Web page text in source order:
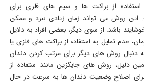
استفاده از براکت ها و سیم های فلزی برای
این روش می تواند زمان زیادی ببرد و ممکن
باشد. از سوی دیگر، بعضی افراد به دلایل
عدم تمایل به استفاده از براکت های فلزی یا
دنبال روش های دیگر برای مرتب کردن دندان
دلیل، روش های جایگزین مانند استفاده از
برای اصلاح وضعیت دندان ها به سرعت در حال